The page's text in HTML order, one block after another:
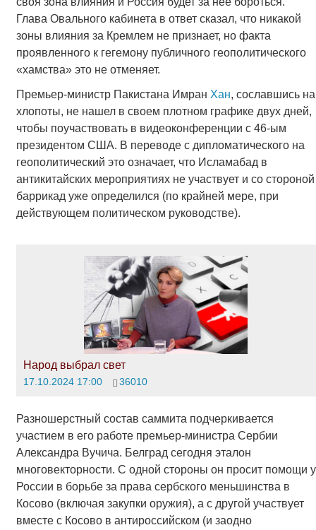
Глава Овального кабинета в ответ сказал, что никакой
зоны влияния за Кремлем не признает, но факта
проявленного к гегемону публичного геополитического
«хамства» это не отменяет.
Премьер-министр Пакистана Имран Хан, сославшись на
хлопоты, не нашел в своем плотном графике двух дней,
чтобы поучаствовать в видеоконференции с 46-ым
президентом США. В переводе с дипломатического на
геополитический это означает, что Исламабад в
антикитайских мероприятиях не участвует и со стороной
баррикад уже определился (по крайней мере, при
действующем политическом руководстве).
Народ выбрал свет
17.10.2024 17:00 36010
Разношерстный состав саммита подчеркивается
участием в его работе премьер-министра Сербии
Александра Вучича. Белград сегодня эталон
многовекторности. С одной стороны он просит помощи у
России в борьбе за права сербского меньшинства в
Косово (включая закупки оружия), а с другой участвует
вместе с Косово в антироссийском (и заодно